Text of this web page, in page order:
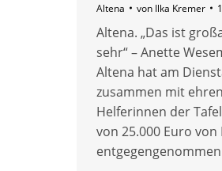
Altena von Ilka Kremer
Altena. „Das ist
sehr“ – Anette
Altena hat am
zusammen mit
Helferinnen der
von 25.000 Euro von